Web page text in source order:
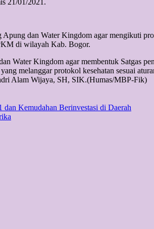
21/01/2021.
dan Water Kingdom agar mengikuti
di wilayah Kab. Bogor.
Water Kingdom agar membentuk Satgas
melanggar protokol kesehatan sesuai
Alam Wijaya, SH, SIK.(Humas/MBP-Fik)
Kemudahan Berinvestasi di Daerah